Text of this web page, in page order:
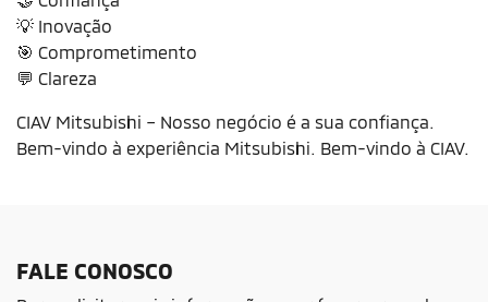
💡 Inovação
🎯 Comprometimento
💬 Clareza
CIAV Mitsubishi – Nosso negócio é a sua confiança.
Bem-vindo à experiência Mitsubishi. Bem-vindo à CIAV.
FALE CONOSCO